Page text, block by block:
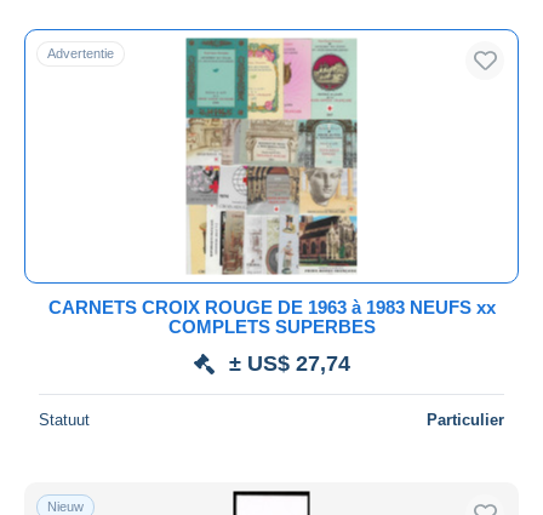
Alleen met korting
Gratis levering
PayPal
Bankoverschrijving
Mastercard
Bancontact
Maestro
Woonplaats van de verkoper
Advertentie
CARNETS CROIX ROUGE DE 1963 à 1983 NEUFS xx
COMPLETS SUPERBES
± US$ 27,74
Statuut Particulier
Nieuw